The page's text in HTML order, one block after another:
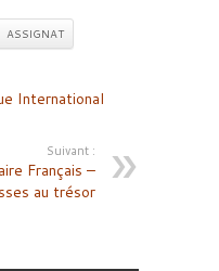
ASSIGNAT
International
Suivant :
Français –
au trésor